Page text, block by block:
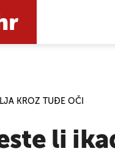
KROZ TUĐE OČI
li